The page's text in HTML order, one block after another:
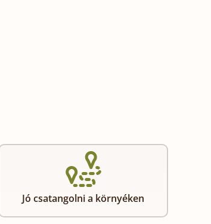
Jó csatangolni a környéken